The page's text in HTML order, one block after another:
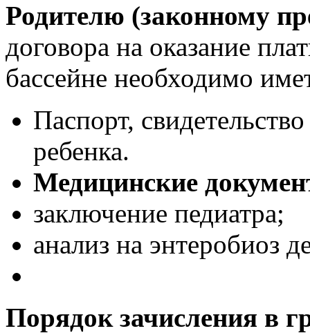
Родителю (законному
договора на оказание
бассейне необходимо
Паспорт,
ребенка.
Медицинские
заключение педиатра;
анализ на энтеробиоз
Порядок зачисления в